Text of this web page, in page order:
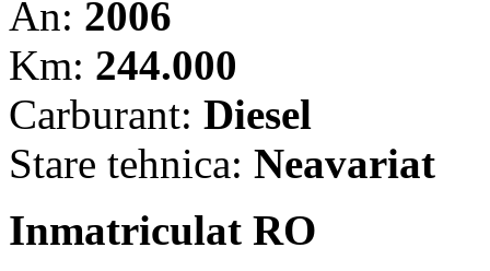
An: 2006
Km: 244.000
Carburant: Diesel
Stare tehnica: Neavariat
Inmatriculat RO